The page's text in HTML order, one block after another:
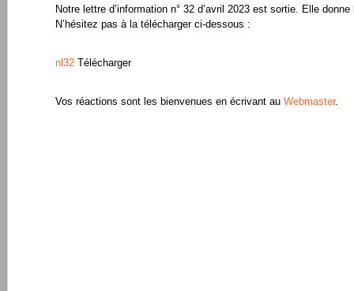
Notre lettre d’information n° 32 d’avril 2023 est sortie. Elle
N’hésitez pas à la télécharger ci-dessous :
nl32 Télécharger
Vos réactions sont les bienvenues en écrivant au Webmaster.